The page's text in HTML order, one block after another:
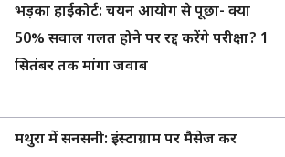
भड़का हाईकोर्ट: चयन आयोग से पूछा- क्या
50% सवाल गलत होने पर रद्द करेंगे परीक्षा? 1
सितंबर तक मांगा जवाब
मथुरा में सनसनी: इंस्टाग्राम पर मैसेज कर